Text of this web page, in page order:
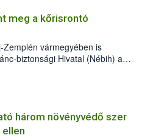
meg a kőrisrontó
vármegyében is
biztonsági Hivatal (Nébih) a
planipennis) jelenlétét. A
találták meg, de már fertőzött
intézkedéseket a szlovák
terjedés megállítása érdekében.
három növényvédő szer